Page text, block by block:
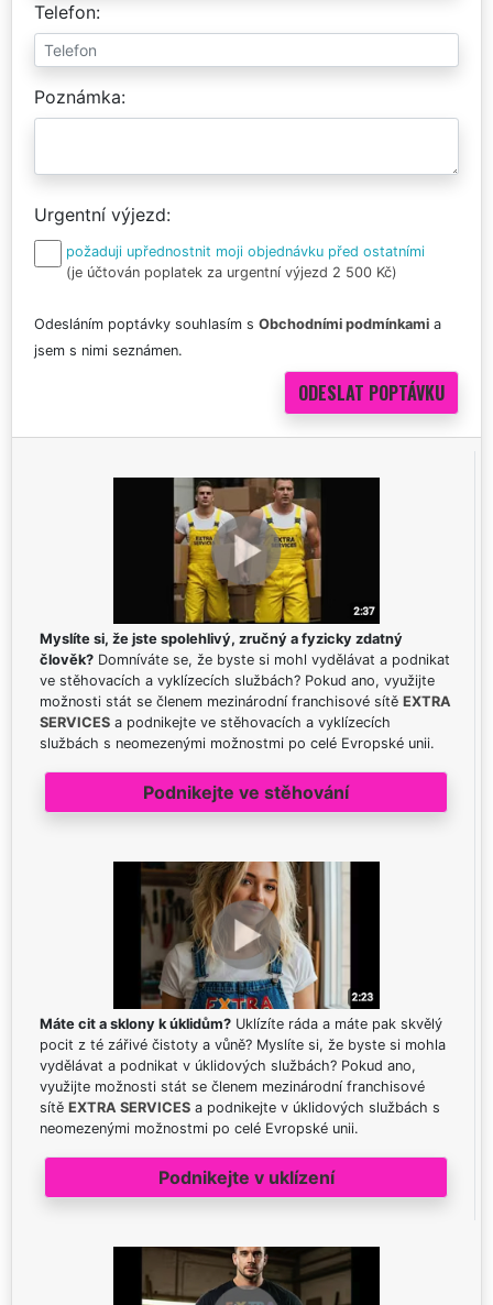
Telefon
Poznámka
Urgentní výjezd
požaduji upřednostnit moji objednávku před ostatními
(je účtován poplatek za urgentní výjezd 2 500 Kč)
Odesláním poptávky souhlasím s Obchodními podmínkami a
jsem s nimi seznámen.
Myslíte si, že jste spolehlivý, zručný a fyzicky zdatný
člověk? Domníváte se, že byste si mohl vydělávat a podnikat
ve stěhovacích a vyklízecích službách? Pokud ano, využijte
možnosti stát se členem mezinárodní franchisové sítě EXTRA
SERVICES a podnikejte ve stěhovacích a vyklízecích
službách s neomezenými možnostmi po celé Evropské unii.
Podnikejte ve stěhování
Máte cit a sklony k úklidům? Uklízíte ráda a máte pak skvělý
pocit z té zářivé čistoty a vůně? Myslíte si, že byste si mohla
vydělávat a podnikat v úklidových službách? Pokud ano,
využijte možnosti stát se členem mezinárodní franchisové
sítě EXTRA SERVICES a podnikejte v úklidových službách s
neomezenými možnostmi po celé Evropské unii.
Podnikejte v uklízení